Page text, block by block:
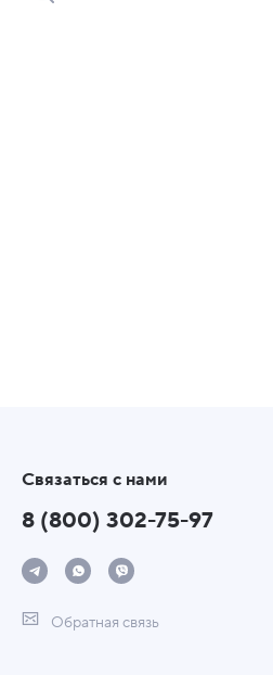
Связаться с нами
8 (800) 302-75-97
Обратная связь